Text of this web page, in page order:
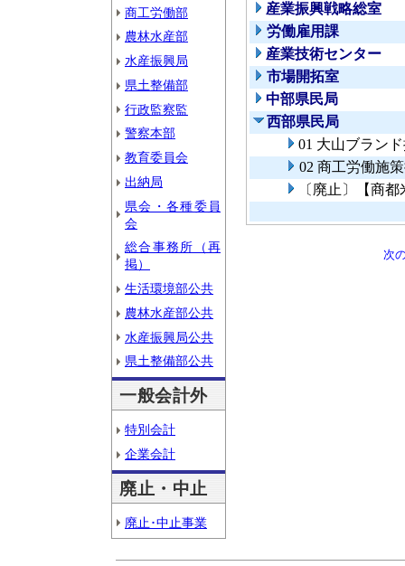
商工労働部
農林水産部
水産振興局
県土整備部
行政監察監
警察本部
教育委員会
出納局
県会・各種委員
会
総合事務所（再
掲）
生活環境部公共
農林水産部公共
水産振興局公共
県土整備部公共
一般会計外
特別会計
企業会計
廃止・中止
廃止･中止事業
産業振興戦略総室
労働雇用課
産業技術センター
市場開拓室
中部県民局
西部県民局
01 大山ブラン
02 商工労働施
〔廃止〕【商
次